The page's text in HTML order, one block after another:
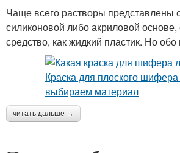
Чаще всего растворы представлены
силиконовой либо акриловой основе,
средство, как жидкий пластик. Но
читать дальше →